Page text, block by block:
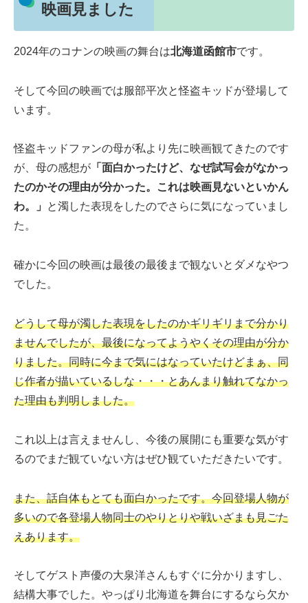
映画見ました
2024年のコナンの映画の舞台は北海道函館市です。
そして今回の映画では服部平次と怪盗キッドが登場して
います。
怪盗キッドファンの母が私より先に映画観てきたのです
が、母の感想が 「面白かったけど、なぜ試写会がなかっ
たのかその理由が分かった。これは映画見ないといかん
わ。」
と濁した表現をしたのでさらに気になっていまし
た。
確かに今回の映画は最後の最後まで観ないとダメなやつ
でした。
どうして母が濁した表現をしたのかギリギリまで分かり
ませんでしたが、最後になってようやくその理由が分か
りました。同時に今まで気にはなっていたけどまぁ、同
じ作者が描いているしな・・・とあんまり触れてなかっ
た理由も判明しました。
これ以上は言えませんし、今後の展開にも重要な気がす
るのでまだ観ていない方はぜひ観ていただきたいです。
また、話自体もとても面白かったです。今回登場人物が
多いので各登場人物同士のやりとりや戦いざまも見ごた
えあります。
そしてゲスト声優の大泉洋さんもすぐに分かりますし、
結構大事でした。やっぱり北海道を舞台にするなら欠か